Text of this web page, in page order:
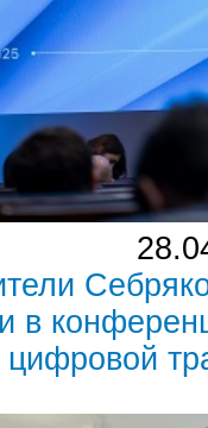
в
цифровой